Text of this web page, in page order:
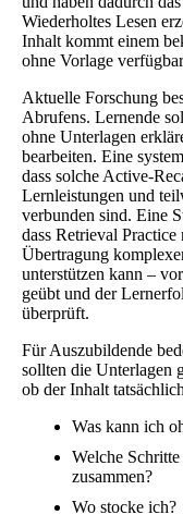
Wiederholtes Lesen
Inhalt kommt einem
ohne Vorlage
Aktuelle Forschung
Abrufens. Lernende
ohne Unterlagen
bearbeiten. Eine
dass solche Active-
Lernleistungen und
verbunden sind. Eine
dass Retrieval
Übertragung
unterstützen kann –
geübt und der
überprüft.
Für Auszubildende
sollten die Unterlagen
ob der Inhalt
Was kann ich
Welche
zusammen?
Wo stocke ich?